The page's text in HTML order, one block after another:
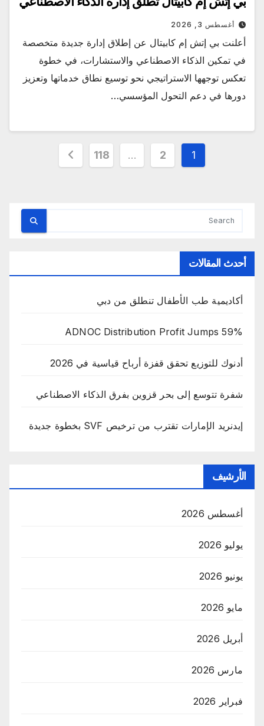
أغسطس 3, 2026
أعلنت بي إتش إم كابيتال عن إطلاق إدارة جديدة متخصصة
في تمكين الذكاء الاصطناعي والاستشارات، في خطوة
تعكس توجهها الاستراتيجي نحو توسيع نطاق خدماتها وتعزيز
دورها في دعم التحول المؤسسي…
تعدد
1
2
…
118
أحدث المقالات
أكاديمية طب الأطفال تنطلق من دبي
ADNOC Distribution Profit Jumps 59%
أدنوك للتوزيع تحقق قفزة أرباح قياسية في 2026
شفرة تتوسع إلى بحر قزوين بفرق الذكاء الاصطناعي
إيدنريد الإمارات تقترب من ترخيص SVF بخطوة جديدة
الأرشيف
أغسطس 2026
يوليو 2026
يونيو 2026
مايو 2026
أبريل 2026
مارس 2026
فبراير 2026